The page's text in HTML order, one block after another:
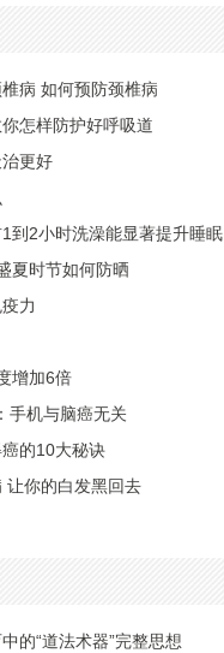
病 如何预防颈椎病
怎样防护好呼吸道
更好
到2小时洗澡能显著提升睡眠
夏时节如何防晒
力
增加6倍
手机与脑癌无关
的10大秘诀
让你的白发黑回去
的“道法术器”完整思想